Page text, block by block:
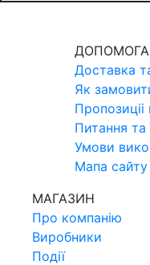
ДОПОМОГА
Доставка
Як
Пропозицii
Питання
Умови
Мапа сайту
МАГАЗИН
Про компанiю
Виробники
Події